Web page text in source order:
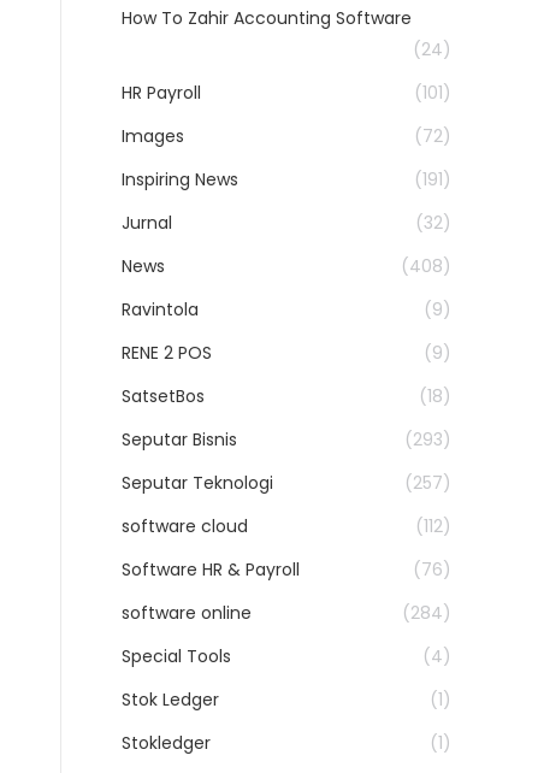
How To Zahir Accounting Software
(24)
HR Payroll
(101)
Images
(72)
Inspiring News
(191)
Jurnal
(32)
News
(408)
Ravintola
(9)
RENE 2 POS
(9)
SatsetBos
(18)
Seputar Bisnis
(293)
Seputar Teknologi
(257)
software cloud
(112)
Software HR & Payroll
(76)
software online
(284)
Special Tools
(4)
Stok Ledger
(1)
Stokledger
(1)